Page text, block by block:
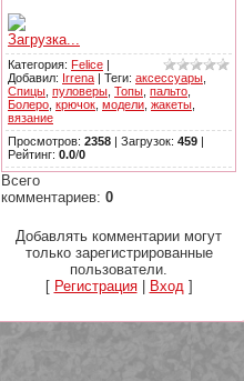
Загрузка...
Категория: Felice |
Добавил: Irrena | Теги: аксессуары
Спицы пуловеры Топы пальто
Болеро крючок модели жакеты
вязание
Просмотров: 2358 | Загрузок: 459 |
Рейтинг: 0.0/0
Всего
комментариев: 0
Добавлять комментарии могут
только зарегистрированные
пользователи.
[ Регистрация| Вход]